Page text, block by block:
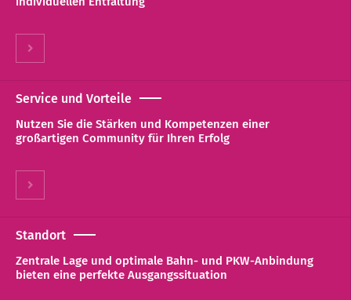
Service und Vorteile
Nutzen Sie die Stärken und Kompetenzen einer
großartigen Community für Ihren Erfolg
Standort
Zentrale Lage und optimale Bahn- und PKW-Anbindung
bieten eine perfekte Ausgangssituation